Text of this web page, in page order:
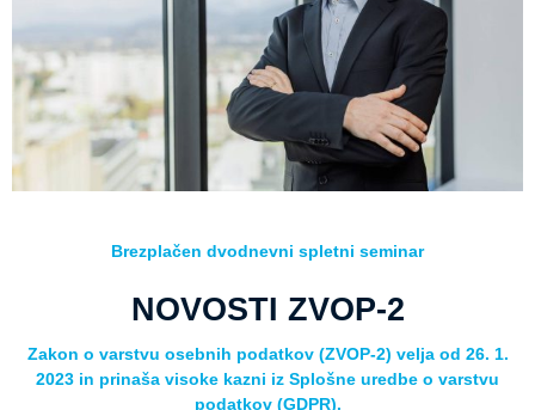
Brezplačen dvodnevni spletni seminar
NOVOSTI ZVOP-2
Zakon o varstvu osebnih podatkov (ZVOP-2) velja od 26. 1.
2023 in prinaša visoke kazni iz Splošne uredbe o varstvu
podatkov (GDPR).